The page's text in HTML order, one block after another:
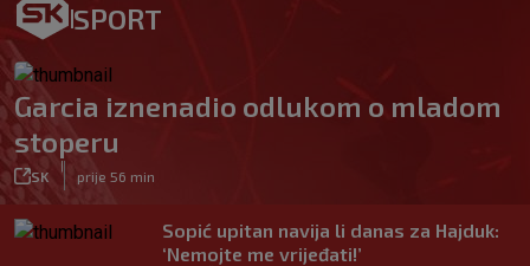
SPORT
Garcia iznenadio odlukom o mladom
stoperu
SK prije 56 min
Sopić upitan navija li danas za Hajduk:
‘Nemojte me vrijeđati!’